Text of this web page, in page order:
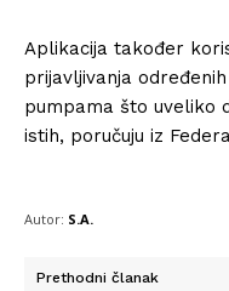
Aplikacija također
prijavljivanja
pumpama što uveliko
istih, poručuju iz
Autor: S.A.
Prethodni članak